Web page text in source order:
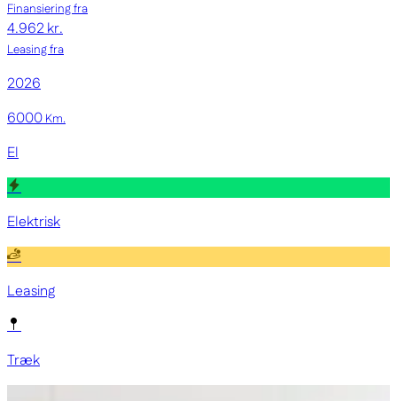
Finansiering fra
4.962 kr.
Leasing fra
2026
6000Km.
El
Elektrisk
Leasing
Træk